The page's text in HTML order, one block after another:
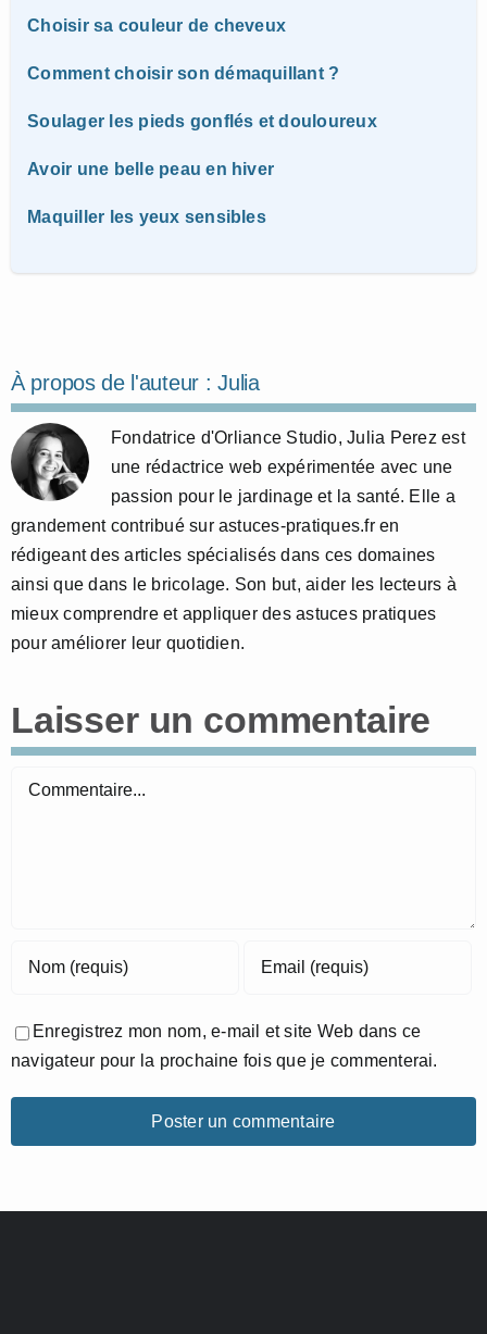
Choisir sa couleur de cheveux
Comment choisir son démaquillant ?
Soulager les pieds gonflés et douloureux
Avoir une belle peau en hiver
Maquiller les yeux sensibles
À propos de l'auteur :Julia
Fondatrice d'Orliance Studio, Julia Perez est
une rédactrice web expérimentée avec une
passion pour le jardinage et la santé. Elle a
grandement contribué sur astuces-pratiques.fr en
rédigeant des articles spécialisés dans ces domaines
ainsi que dans le bricolage. Son but, aider les lecteurs à
mieux comprendre et appliquer des astuces pratiques
pour améliorer leur quotidien.
Laisser un commentaire
Commentaire
Enregistrez mon nom, e-mail et site Web dans ce
navigateur pour la prochaine fois que je commenterai.